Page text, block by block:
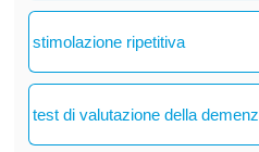
stimolazione ripetitiva
test di valutazione della